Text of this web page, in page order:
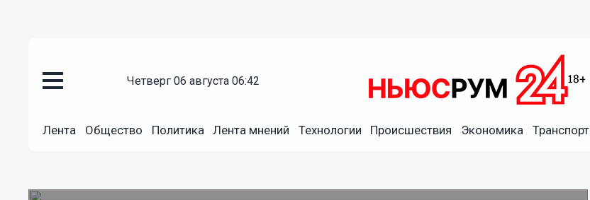
четверг 06 августа 06:42
Лента Общество Политика Лента мнений Технологии Происшествия Экономика Транспорт